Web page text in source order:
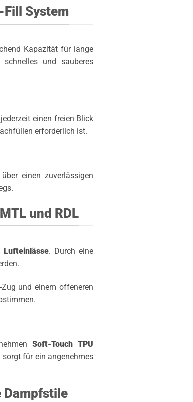
System
Kapazität für lange
und sauberes
einen freien Blick
erforderlich ist.
einen zuverlässigen
und RDL
Lufteinlässe. Durch eine
und einem offeneren
Soft-Touch TPU
für ein angenehmes
Dampfstile